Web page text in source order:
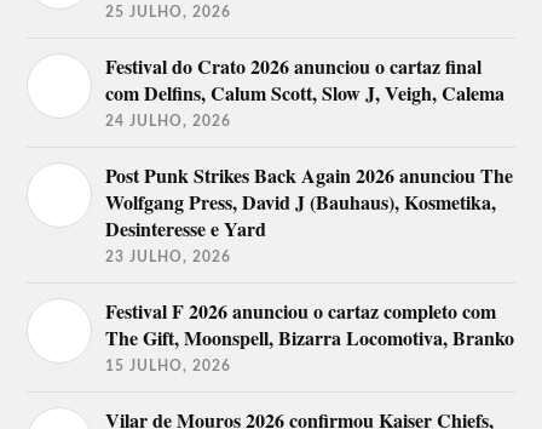
25 JULHO, 2026
Festival do Crato 2026 anunciou o cartaz final
com Delfins, Calum Scott, Slow J, Veigh, Calema
24 JULHO, 2026
Post Punk Strikes Back Again 2026 anunciou The
Wolfgang Press, David J (Bauhaus), Kosmetika,
Desinteresse e Yard
23 JULHO, 2026
Festival F 2026 anunciou o cartaz completo com
The Gift, Moonspell, Bizarra Locomotiva, Branko
15 JULHO, 2026
Vilar de Mouros 2026 confirmou Kaiser Chiefs,